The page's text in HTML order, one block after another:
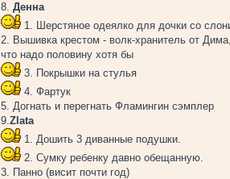
8. Денна
1. Шерстяное одеялко для дочки со
2. Вышивка крестом - волк-хранитель от
что надо половину хотя бы
3. Покрышки на стулья
4. Фартук
5. Догнать и перегнать Фламингин сэмплер
9.Zlata
1. Дошить 3 диванные подушки.
2. Сумку ребенку давно обещанную.
3. Панно (висит почти год)